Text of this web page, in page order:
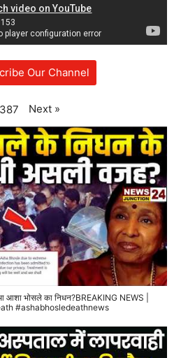
Our Channel
387 Next »
भोसले का निधन?BREAKING NEWS |
#ashabhosledeathnews